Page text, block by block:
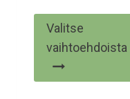
Valitse
vaihtoehdoista